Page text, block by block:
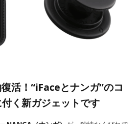
活！“iFaceとナンガ”のコ
く新ガジェットです